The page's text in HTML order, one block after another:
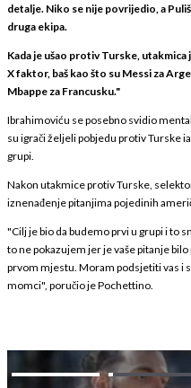
detalje. Niko se nije povrijedio, a
druga ekipa.
Kada je ušao protiv Turske,
X faktor, baš kao što su Messi za
Mbappe za Francusku."
Ibrahimoviću se posebno svidio
su igrači željeli pobjedu protiv Turske
grupi.
Nakon utakmice protiv Turske,
iznenađenje pitanjima pojedinih
"Cilj je bio da budemo prvi u grupi i to
to ne pokazujem jer je vaše pitanje
prvom mjestu. Moram podsjetiti vas i
momci", poručio je Pochettino.